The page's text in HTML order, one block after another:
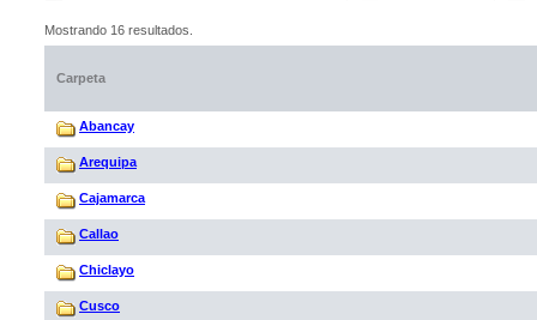
Mostrando 16 resultados.
Carpeta
Abancay
Arequipa
Cajamarca
Callao
Chiclayo
Cusco